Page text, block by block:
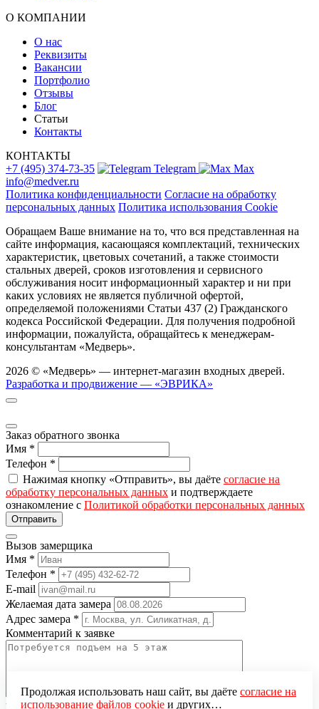
О КОМПАНИИ
О нас
Реквизиты
Вакансии
Портфолио
Отзывы
Блог
Статьи
Контакты
КОНТАКТЫ
+7 (495) 374-73-35
Telegram
Max
info@medver.ru
Политика конфиденциальности Согласие на обработку
персональных данных Политика использования Cookie
Обращаем Ваше внимание на то, что вся представленная на
сайте информация, касающаяся комплектаций, технических
характеристик, цветовых сочетаний, а также стоимости
стальных дверей, сроков изготовления и сервисного
обслуживания носит информационный характер и ни при
каких условиях не является публичной офертой,
определяемой положениями Статьи 437 (2) Гражданского
кодекса Российской Федерации. Для получения подробной
информации, пожалуйста, обращайтесь к менеджерам-
консультантам «Медверь».
2026 © «Медверь» — интернет-магазин входных дверей.
Разработка и продвижение — «ЭВРИКА»
Заказ обратного звонка
Имя *
Телефон *
Нажимая кнопку «Отправить», вы даёте согласие на
обработку персональных данных и подтверждаете
ознакомление с Политикой обработки персональных данных
Вызов замерщика
Имя *
Телефон *
E-mail
Желаемая дата замера
Адрес замера *
Комментарий к заявке
Продолжая использовать наш сайт, вы даёте согласие на
использование файлов cookieи других